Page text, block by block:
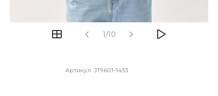
1/10
Артикул: JT9601-1433